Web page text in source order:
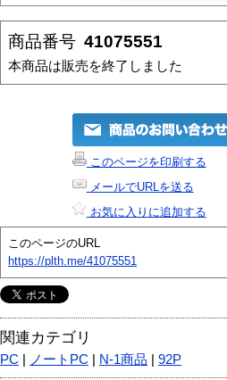
商品番号 41075551
本商品は販売を終了しました
このページを印刷する
メールでURLを送る
お気に入りに追加する
このページのURL
https://plth.me/41075551
関連カテゴリ
PC ノートPC N-1商品 92P